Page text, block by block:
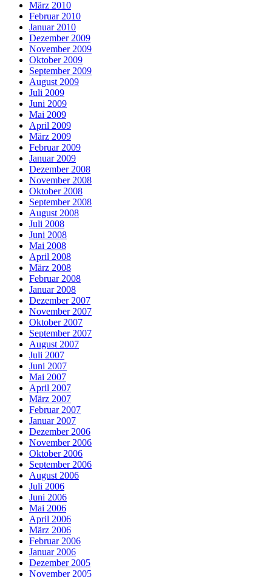
März 2010
Februar 2010
Januar 2010
Dezember 2009
November 2009
Oktober 2009
September 2009
August 2009
Juli 2009
Juni 2009
Mai 2009
April 2009
März 2009
Februar 2009
Januar 2009
Dezember 2008
November 2008
Oktober 2008
September 2008
August 2008
Juli 2008
Juni 2008
Mai 2008
April 2008
März 2008
Februar 2008
Januar 2008
Dezember 2007
November 2007
Oktober 2007
September 2007
August 2007
Juli 2007
Juni 2007
Mai 2007
April 2007
März 2007
Februar 2007
Januar 2007
Dezember 2006
November 2006
Oktober 2006
September 2006
August 2006
Juli 2006
Juni 2006
Mai 2006
April 2006
März 2006
Februar 2006
Januar 2006
Dezember 2005
November 2005